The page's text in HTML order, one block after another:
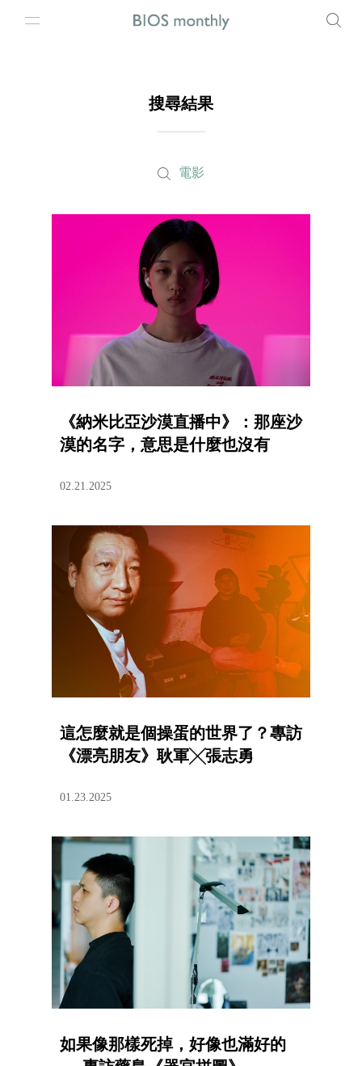
搜尋結果
電影
《納米比亞沙漠直播中》：那座沙
漠的名字，意思是什麼也沒有
02.21.2025
這怎麼就是個操蛋的世界了？專訪
《漂亮朋友》耿軍╳張志勇
01.23.2025
如果像那樣死掉，好像也滿好的